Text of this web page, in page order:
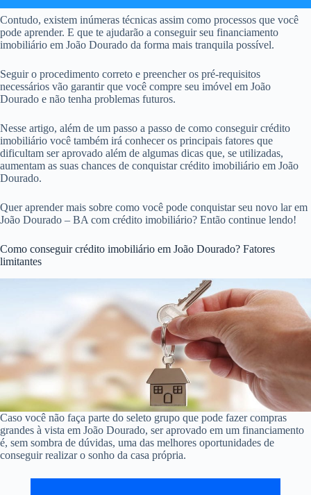
Contudo, existem inúmeras técnicas assim como processos que você
pode aprender. E que te ajudarão a conseguir seu financiamento
imobiliário em João Dourado da forma mais tranquila possível.
Seguir o procedimento correto e preencher os pré-requisitos
necessários vão garantir que você compre seu imóvel em João
Dourado e não tenha problemas futuros.
Nesse artigo, além de um passo a passo de como conseguir crédito
imobiliário você também irá conhecer os principais fatores que
dificultam ser aprovado além de algumas dicas que, se utilizadas,
aumentam as suas chances de conquistar crédito imobiliário em João
Dourado.
Quer aprender mais sobre como você pode conquistar seu novo lar em
João Dourado – BA com crédito imobiliário? Então continue lendo!
Como conseguir crédito imobiliário em João Dourado? Fatores
limitantes
Caso você não faça parte do seleto grupo que pode fazer compras
grandes à vista em João Dourado, ser aprovado em um financiamento
é, sem sombra de dúvidas, uma das melhores oportunidades de
conseguir realizar o sonho da casa própria.